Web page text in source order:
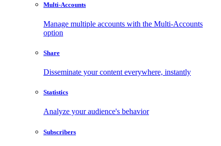
Multi-Accounts
Manage multiple accounts with the Multi-Accounts
option
Share
Disseminate your content everywhere, instantly
Statistics
Analyze your audience's behavior
Subscribers